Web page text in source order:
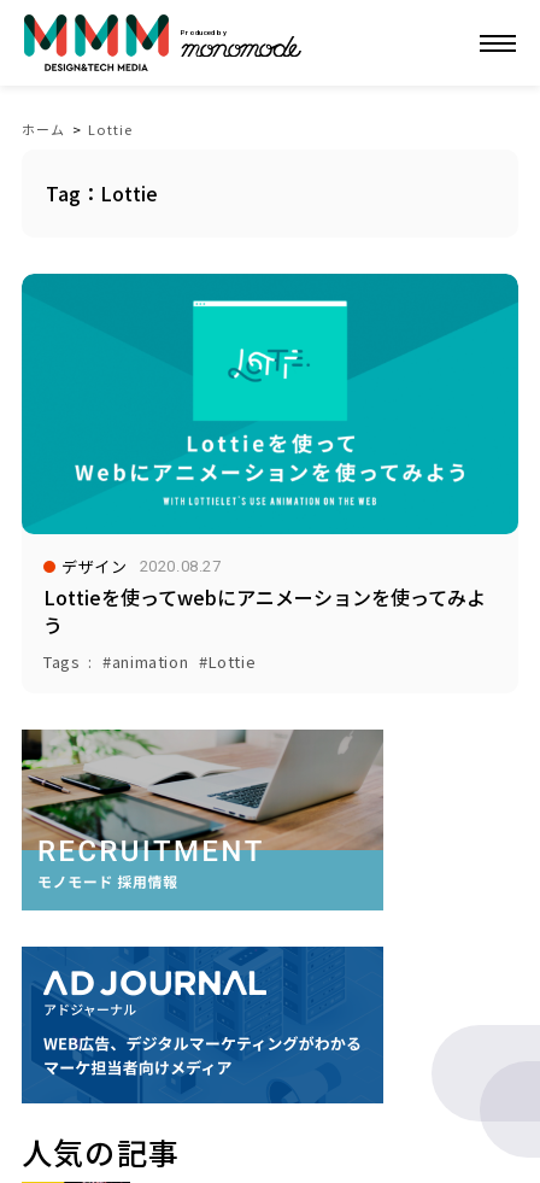
Produced by
ホーム > Lottie
Tag：Lottie
デザイン 2020.08.27
Lottieを使ってwebにアニメーションを使ってみよ
う
Tags animation Lottie
人気の記事